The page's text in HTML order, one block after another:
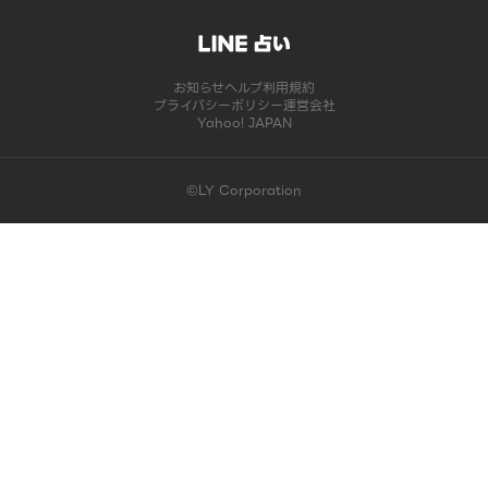
お知らせヘルプ利用規約
プライバシーポリシー運営会社
Yahoo! JAPAN
©LY Corporation
このコンテンツは掲載が終了しました | LINE占い